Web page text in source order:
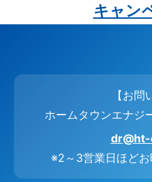
キャン
【お問
ホームタウンエナ
※2～3営業日ほどお